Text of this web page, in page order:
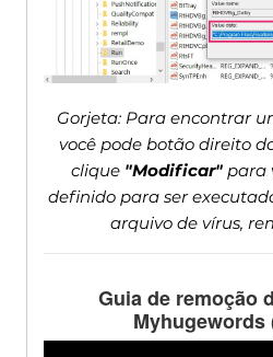
Gorjeta: Para encontrar
você pode botão direito
clique "Modificar"para
definido para ser
arquivo de vírus,
Guia de remoção
Myhugewords